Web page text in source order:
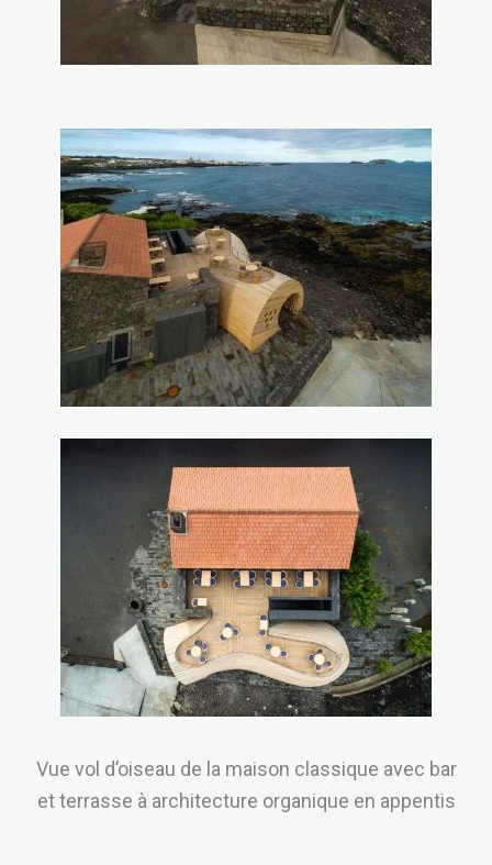
Vue vol d’oiseau de la maison classique avec bar
et terrasse à architecture organique en appentis